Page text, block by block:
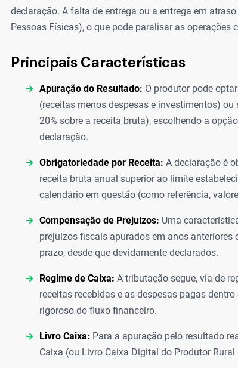
declaração. A falta de entrega ou a entrega em
Pessoas Físicas), o que pode paralisar as
Principais Características
Apuração do Resultado: O produtor pode
(receitas menos despesas e investimentos)
20% sobre a receita bruta), escolhendo a
declaração.
Obrigatoriedade por Receita: A declaração é
receita bruta anual superior ao limite
calendário em questão (como referência,
Compensação de Prejuízos: Uma
prejuízos fiscais apurados em anos
prazo, desde que devidamente declarados.
Regime de Caixa: A tributação segue, via de
receitas recebidas e as despesas pagas
rigoroso do fluxo financeiro.
Livro Caixa: Para a apuração pelo resultado
Caixa (ou Livro Caixa Digital do Produtor Rural